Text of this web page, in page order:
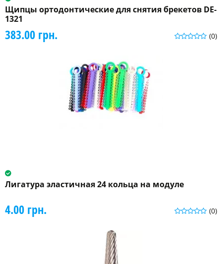
Щипцы ортодонтические для снятия брекетов DE-
1321
(0)
383.00 грн.
Лигатура эластичная 24 кольца на модуле
(0)
4.00 грн.